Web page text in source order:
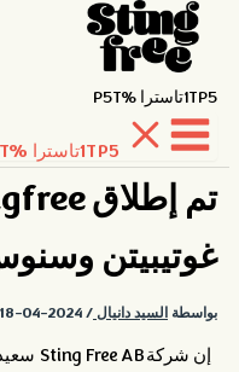
تخطي
المحتوى
1TP5تاسترا %P5T
1TP5تاسترا %P5T
غوتيبيتن
بواسطةالسيد دانيال/
2024-04-18